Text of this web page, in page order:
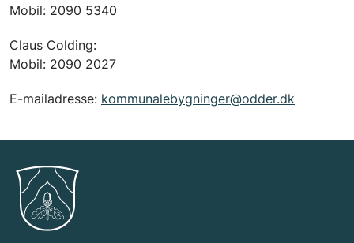
Mobil: 2090 5340
Claus Colding:
Mobil: 2090 2027
E-mailadresse: kommunalebygninger@odder.dk